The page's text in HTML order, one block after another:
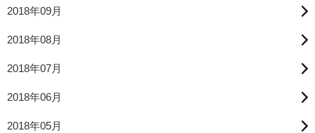
2018年09月
2018年08月
2018年07月
2018年06月
2018年05月